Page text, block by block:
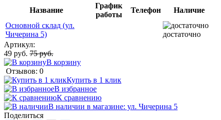
Название
График
работы
Телефон
Наличие
Основной склад (ул.
Чичерина 5)
достаточно
Артикул:
49 руб. 75 руб.
В корзину
Отзывов: 0
Купить в 1 клик
В избранное
К сравнению
В наличии в магазине: ул. Чичерина 5
Поделиться